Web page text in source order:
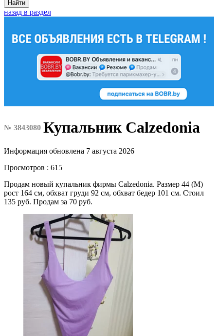
Найти
назад в раздел
№ 3843080 Купальник Calzedonia
Информация обновлена 7 августа 2026
Просмотров : 615
Продам новый купальник фирмы Calzedonia. Размер 44 (М)
рост 164 см, обхват груди 92 см, обхват бедер 101 см. Стоил
135 руб. Продам за 70 руб.